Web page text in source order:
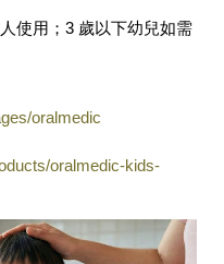
使用；3 歲以下幼兒如需
oralmedic
oralmedic-kids-